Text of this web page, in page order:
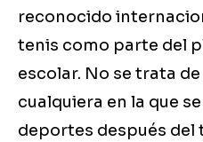
reconocido
tenis como parte del
escolar. No se trata
cualquiera en la que
deportes después del